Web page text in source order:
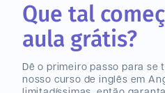
Que tal
aula grátis?
Dê o primeiro passo para se
nosso curso de inglês em